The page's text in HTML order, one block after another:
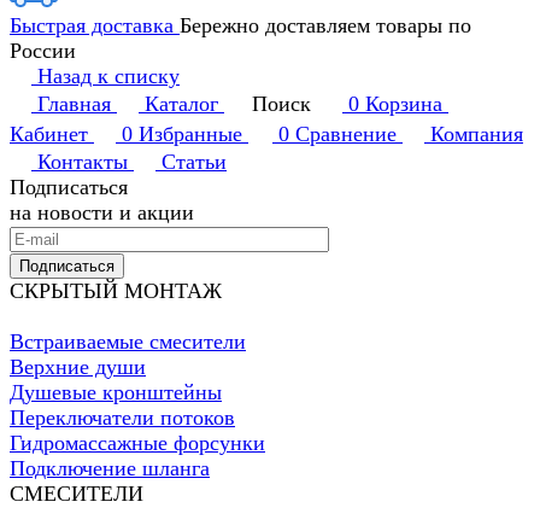
Быстрая доставка Бережно доставляем товары по
России
Назад к списку
Главная
Каталог Поиск 0 Корзина
Кабинет
0 Избранные 0 Сравнение
Компания
Контакты
Статьи
Подписаться
на новости и акции
Подписаться
СКРЫТЫЙ МОНТАЖ
Встраиваемые смесители
Верхние души
Душевые кронштейны
Переключатели потоков
Гидромассажные форсунки
Подключение шланга
СМЕСИТЕЛИ